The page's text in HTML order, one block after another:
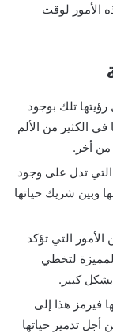
الأمور لوقت
تلك بوجود
الكثير من الألم
من أخر.
التي تدل على وجود
وبين شريك حياتها
التي تؤكد
لتخطي
كبير.
فيرمز هذا إلى
أجل تدمير حياتها